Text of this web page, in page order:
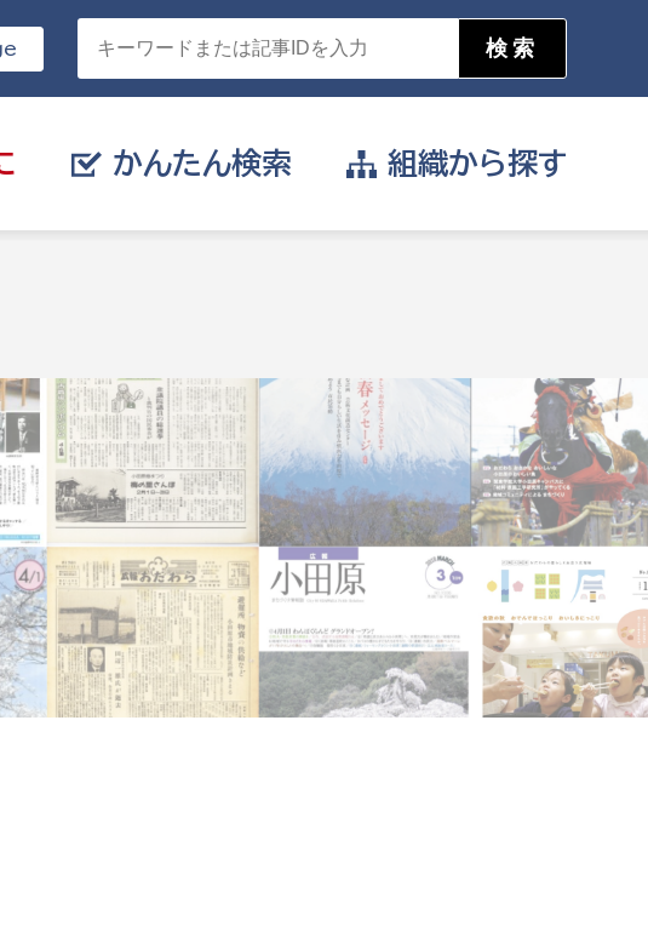
消防
かんたん検索
届け出や申請をしたい
証明書がほしい
相談をしたい
支払いをしたい
働きたい
組織から探す
事業課
環境部